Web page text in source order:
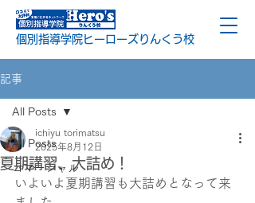
個別指導学院ヒーローズりんくう校
記事
All Posts
コマーシャル
All Posts
夏期講習、大詰め！
ichiyu torimatsu
2025年8月12日
いよいよ夏期講習も大詰めとなって来